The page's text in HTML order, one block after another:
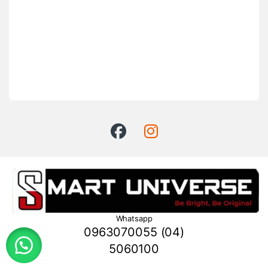
Whatsapp
0963070055 (04)
5060100